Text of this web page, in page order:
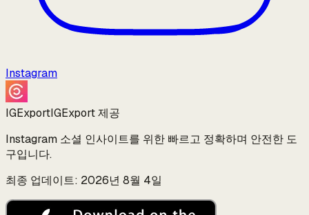
Instagram
IGExportIGExport 제공
Instagram 소셜 인사이트를 위한 빠르고 정확하며 안전한 도
구입니다.
최종 업데이트: 2026년 8월 4일